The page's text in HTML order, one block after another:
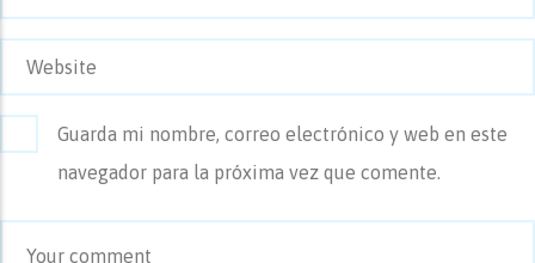
Guarda mi nombre, correo electrónico y web en este
navegador para la próxima vez que comente.